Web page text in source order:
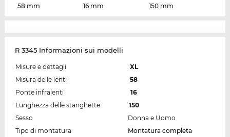
58 mm
16 mm
150 mm
R 3345 Informazioni sui modelli
Misure e dettagli
XL
Misura delle lenti
58
Ponte infralenti
16
Lunghezza delle stanghette
150
Sesso
Donna e Uomo
Tipo di montatura
Montatura completa